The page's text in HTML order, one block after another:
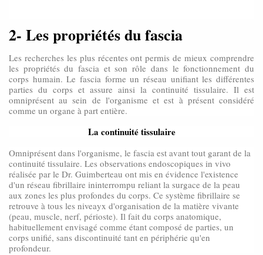
2- Les propriétés du fascia
Les recherches les plus récentes ont permis de mieux comprendre
les propriétés du fascia et son rôle dans le fonctionnement du
corps humain. Le fascia forme un réseau unifiant les différentes
parties du corps et assure ainsi la continuité tissulaire. Il est
omniprésent au sein de l'organisme et est à présent considéré
comme un organe à part entière.
La continuité tissulaire
Omniprésent dans l'organisme, le fascia est avant tout garant de la
continuité tissulaire. Les observations endoscopiques in vivo
réalisée par le Dr. Guimberteau ont mis en évidence l'existence
d'un réseau fibrillaire ininterrompu reliant la surgace de la peau
aux zones les plus profondes du corps. Ce système fibrillaire se
retrouve à tous les niveayx d'organisation de la matière vivante
(peau, muscle, nerf, périoste). Il fait du corps anatomique,
habituellement envisagé comme étant composé de parties, un
corps unifié, sans discontinuité tant en périphérie qu'en
profondeur.